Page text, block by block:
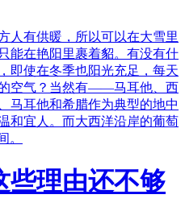
人有供暖，所以可以在大雪里
能在艳阳里裹着貂。有没有什
即使在冬季也阳光充足，每天
空气？当然有——马耳他、西
马耳他和希腊作为典型的地中
和宜人。而大西洋沿岸的葡萄
。
些理由还不够